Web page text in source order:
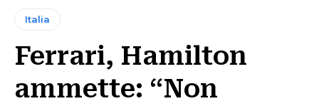
Italia
Ferrari, Hamilton
ammette: “Non